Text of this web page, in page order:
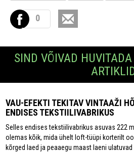
0
SIND VÕIVAD
VAU-EFEKTI TEKITAV VINTAAŽI
ENDISES TEKSTIILIVABRIKUS
Selles endises tekstiilivabrikus asuvas 222
olemas kõik, mida ühelt loft-tüüpi korterilt
kõrged laed ja peaaegu maast laeni